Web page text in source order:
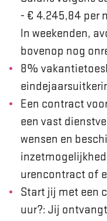
- € 4.245,84 per
In weekenden,
bovenop nog
8%
Een contract
een vast
wensen en
urencontract of
Start jij met een
uur?: Jij